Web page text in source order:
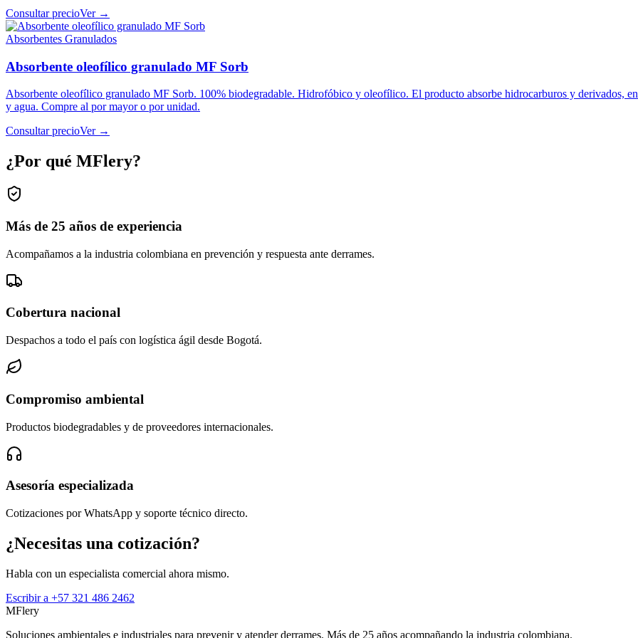
Consultar precioVer →
Absorbentes Granulados
Absorbente oleofílico granulado MF Sorb
Absorbente oleofílico granulado MF Sorb. 100% biodegradable. Hidrofóbico y oleofílico. El producto absorbe hidrocarburos y derivados,
y agua. Compre al por mayor o por unidad.
Consultar precioVer →
¿Por qué MFlery?
Más de 25 años de experiencia
Acompañamos a la industria colombiana en prevención y respuesta ante derrames.
Cobertura nacional
Despachos a todo el país con logística ágil desde Bogotá.
Compromiso ambiental
Productos biodegradables y de proveedores internacionales.
Asesoría especializada
Cotizaciones por WhatsApp y soporte técnico directo.
¿Necesitas una cotización?
Habla con un especialista comercial ahora mismo.
Escribir a +57 321 486 2462
MFlery
Soluciones ambientales e industriales para prevenir y atender derrames. Más de 25 años acompañando la industria colombiana.